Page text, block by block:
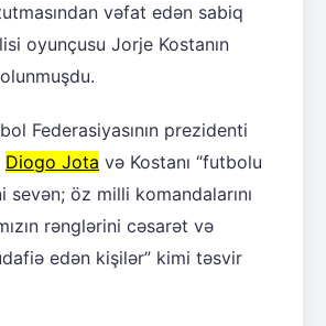
vəfat edən sabiq
oyunçusu Jorje Kostanın
Federasiyasının prezidenti
Diogo Jota və Kostanı “futbolu
sevən; öz milli komandalarını
rənglərini cəsarət və
edən kişilər” kimi təsvir